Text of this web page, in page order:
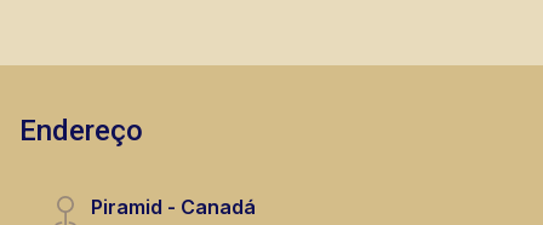
Endereço
Piramid - Canadá